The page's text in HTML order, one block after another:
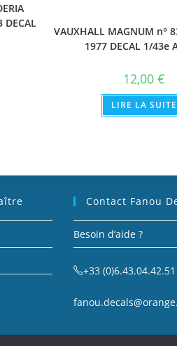
DECAL
VAUXHALL MAGNUM n°
1977 DECAL 1/43e
12,00€
LIRE LA SUITE
Contact Fanou
Besoin d’aide ?
+33 (0)6.43.04.42.51